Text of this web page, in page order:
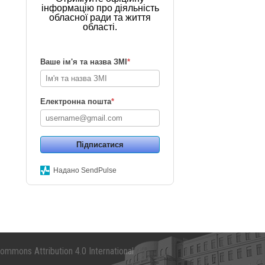
інформацію про діяльність
обласної ради та життя
області.
Ваше ім'я та назва ЗМІ*
Електронна пошта*
Підписатися
Надано SendPulse
Attribution 4.0 International